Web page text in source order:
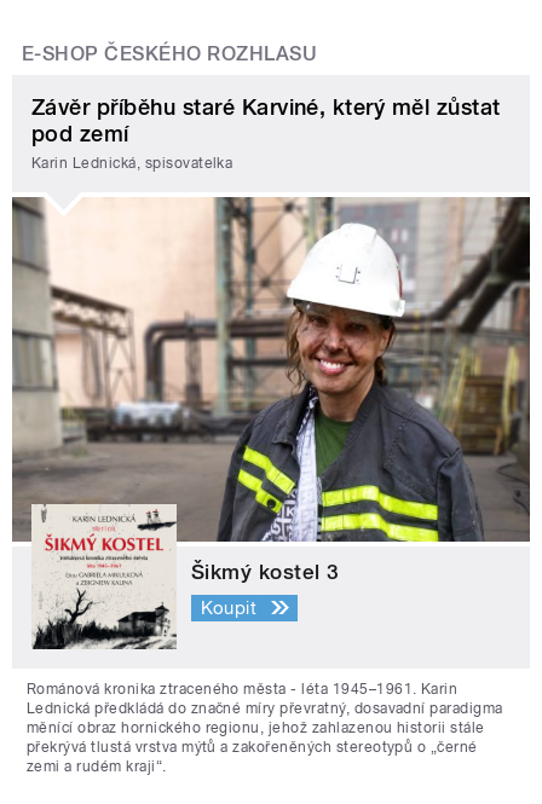
E-SHOP ČESKÉHO ROZHLASU
Závěr příběhu staré Karviné, který měl zůstat
pod zemí
Karin Lednická, spisovatelka
Šikmý kostel 3
Koupit
Románová kronika ztraceného města - léta 1945–1961. Karin
Lednická předkládá do značné míry převratný, dosavadní paradigma
měnící obraz hornického regionu, jehož zahlazenou historii stále
překrývá tlustá vrstva mýtů a zakořeněných stereotypů o „černé
zemi a rudém kraji“.